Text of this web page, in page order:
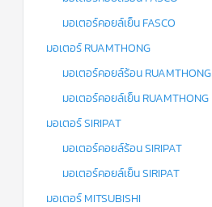
มอเตอร์คอยล์เย็น FASCO
มอเตอร์ RUAMTHONG
มอเตอร์คอยล์ร้อน RUAMTHONG
มอเตอร์คอยล์เย็น RUAMTHONG
มอเตอร์ SIRIPAT
มอเตอร์คอยล์ร้อน SIRIPAT
มอเตอร์คอยล์เย็น SIRIPAT
มอเตอร์ MITSUBISHI